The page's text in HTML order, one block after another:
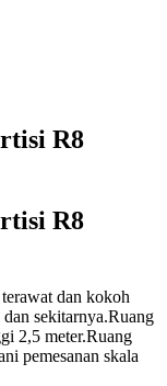
R8
R8
dan kokoh
sekitarnya.Ruang
2,5 meter.Ruang
pemesanan skala